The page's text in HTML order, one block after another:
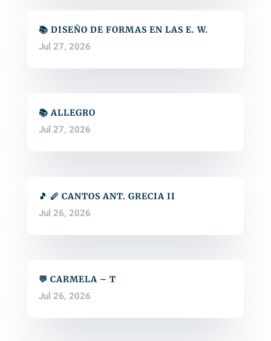
📚 DISEÑO DE FORMAS EN LAS E. W.
Jul 27, 2026
📚 ALLEGRO
Jul 27, 2026
🎵 🪈 CANTOS ANT. GRECIA II
Jul 26, 2026
💬 CARMELA – T
Jul 26, 2026